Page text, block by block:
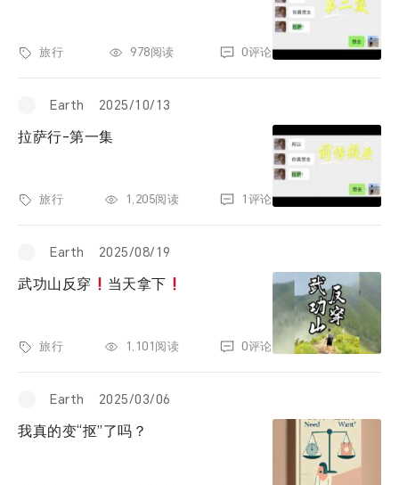
旅行 978阅读 0评论
Earth 2025/10/13
拉萨行-第一集
旅行 1,205阅读 1评论
Earth 2025/08/19
武功山反穿 当天拿下
旅行 1,101阅读 0评论
Earth 2025/03/06
我真的变“抠”了吗？